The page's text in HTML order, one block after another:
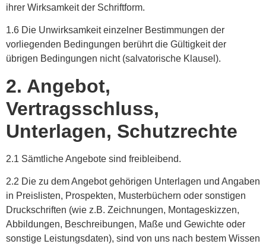
ihrer Wirksamkeit der Schriftform.
1.6 Die Unwirksamkeit einzelner Bestimmungen der
vorliegenden Bedingungen berührt die Gültigkeit der
übrigen Bedingungen nicht (salvatorische Klausel).
2. Angebot,
Vertragsschluss,
Unterlagen, Schutzrechte
2.1 Sämtliche Angebote sind freibleibend.
2.2 Die zu dem Angebot gehörigen Unterlagen und Angaben
in Preislisten, Prospekten, Musterbüchern oder sonstigen
Druckschriften (wie z.B. Zeichnungen, Montageskizzen,
Abbildungen, Beschreibungen, Maße und Gewichte oder
sonstige Leistungsdaten), sind von uns nach bestem Wissen